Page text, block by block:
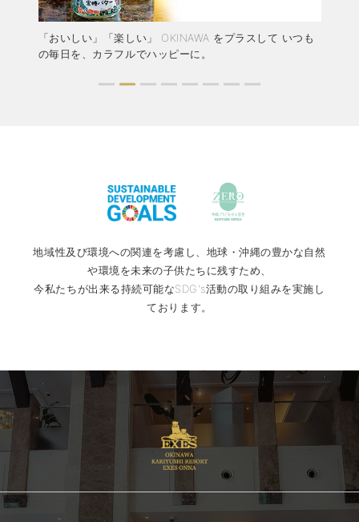
「おいしい」「楽しい」 OKINAWA をプラスして いつも
の毎日を、カラフルでハッピーに。
地域性及び環境への関連を考慮し、地球・沖縄の豊かな自然
や環境を未来の子供たちに残すため、
今私たちが出来る持続可能なSDG's活動の取り組みを実施し
ております。